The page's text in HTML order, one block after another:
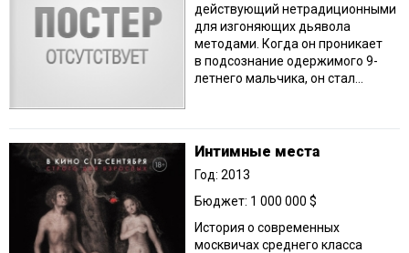
действующий нетрадиционными
для изгоняющих дьявола
методами. Когда он проникает
в подсознание одержимого 9-
летнего мальчика, он стал...
Интимные места
Год: 2013
Бюджет: 1 000 000 $
История о современных
москвичах среднего класса